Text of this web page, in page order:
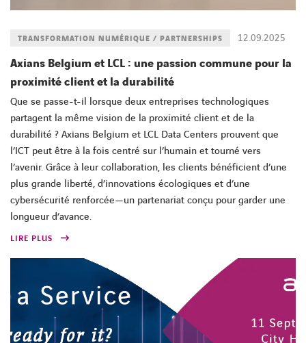
12.09.2025
TRANSFORMATION NUMÉRIQUE / PARTNERSHIPS
Axians Belgium et LCL : une passion commune pour la
proximité client et la durabilité
Que se passe-t-il lorsque deux entreprises technologiques
partagent la même vision de la proximité client et de la
durabilité ? Axians Belgium et LCL Data Centers prouvent que
l’ICT peut être à la fois centré sur l’humain et tourné vers
l’avenir. Grâce à leur collaboration, les clients bénéficient d’une
plus grande liberté, d’innovations écologiques et d’une
cybersécurité renforcée—un partenariat conçu pour garder une
longueur d’avance.
LIRE PLUS